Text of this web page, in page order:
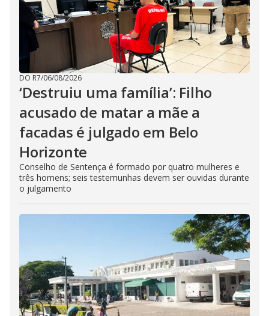
DO R7/06/08/2026
‘Destruiu uma família’: Filho
acusado de matar a mãe a
facadas é julgado em Belo
Horizonte
Conselho de Sentença é formado por quatro mulheres e
três homens; seis testemunhas devem ser ouvidas durante
o julgamento